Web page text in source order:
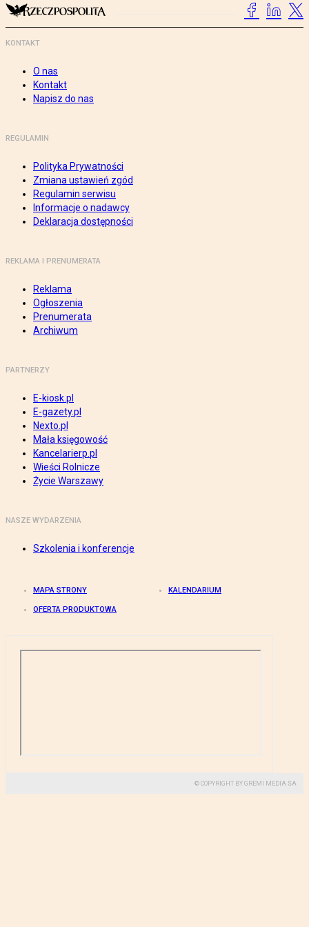
KONTAKT
O nas
Kontakt
Napisz do nas
REGULAMIN
Polityka Prywatności
Zmiana ustawień zgód
Regulamin serwisu
Informacje o nadawcy
Deklaracja dostępności
REKLAMA I PRENUMERATA
Reklama
Ogłoszenia
Prenumerata
Archiwum
PARTNERZY
E-kiosk.pl
E-gazety.pl
Nexto.pl
Mała księgowość
Kancelarierp.pl
Wieści Rolnicze
Życie Warszawy
NASZE WYDARZENIA
Szkolenia i konferencje
MAPA STRONY KALENDARIUM
OFERTA PRODUKTOWA
© COPYRIGHT BY GREMI MEDIA SA